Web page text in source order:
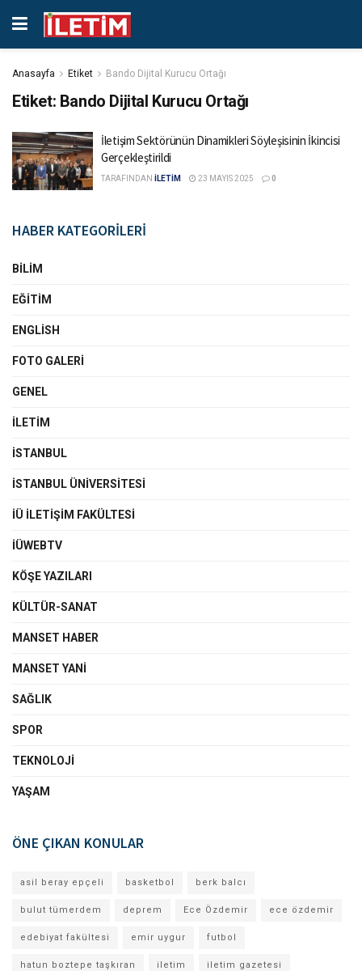
Anasayfa Etiket Bando Dijital Kurucu Ortağı
Etiket: Bando Dijital Kurucu Ortağı
İletişim Sektörünün Dinamikleri Söyleşisinin İkincisi
Gerçekleştirildi
TARAFINDAN İLETİM 23 MAYIS 2025 0
HABER KATEGORİLERİ
BILIM
EĞITIM
ENGLISH
FOTO GALERI
GENEL
İLETIM
İSTANBUL
İSTANBUL ÜNIVERSITESI
İÜ İLETIŞIM FAKÜLTESI
İÜWEBTV
KÖŞE YAZILARI
KÜLTÜR-SANAT
MANSET HABER
MANSET YANI
SAĞLIK
SPOR
TEKNOLOJI
YAŞAM
ÖNE ÇIKAN KONULAR
asil beray epçeli basketbol berk balcı
bulut tümerdem deprem Ece Özdemir ece özdemir
edebiyat fakültesi emir uygur futbol
hatun boztepe taşkıran iletim iletim gazetesi